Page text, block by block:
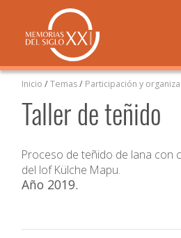
Inicio /Temas/ Participación y
Taller de teñido
Proceso de teñido de lana con
del lof Külche Mapu.
Año 2019.